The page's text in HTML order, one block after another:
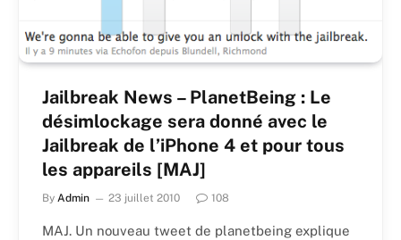
Jailbreak News – PlanetBeing : Le
désimlockage sera donné avec le
Jailbreak de l’iPhone 4 et pour tous
les appareils [MAJ]
By Admin 23 juillet 2010 108
MAJ. Un nouveau tweet de planetbeing explique